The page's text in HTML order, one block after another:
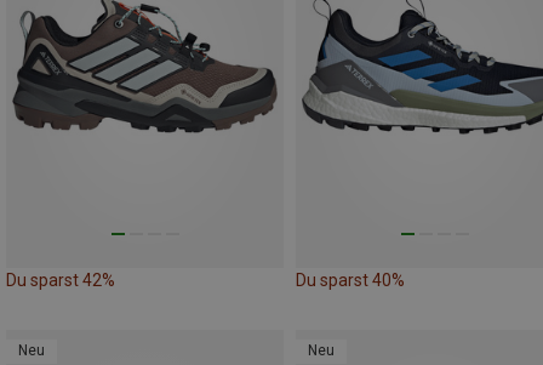
Du sparst 42% Du sparst 40%
Neu Neu